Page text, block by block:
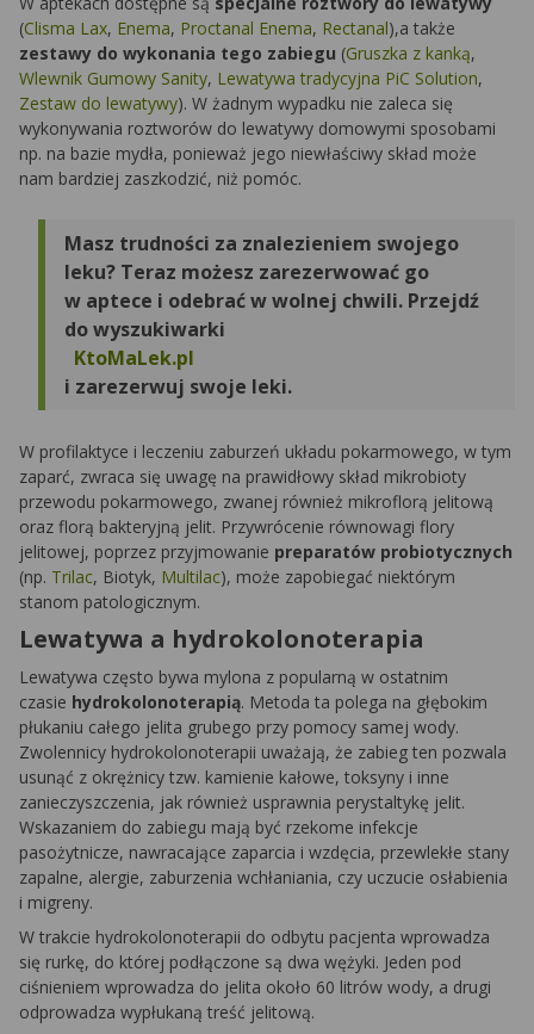
(Clisma Lax, Enema, Proctanal Enema, Rectanal),a także
zestawy do wykonania tego zabiegu (Gruszka z kanką,
Wlewnik Gumowy Sanity, Lewatywa tradycyjna PiC Solution,
Zestaw do lewatywy). W żadnym wypadku nie zaleca się
wykonywania roztworów do lewatywy domowymi sposobami
np. na bazie mydła, ponieważ jego niewłaściwy skład może
nam bardziej zaszkodzić, niż pomóc.
Masz trudności za znalezieniem swojego
leku? Teraz możesz zarezerwować go
w aptece i odebrać w wolnej chwili. Przejdź
do wyszukiwarki
KtoMaLek.pl
i zarezerwuj swoje leki.
W profilaktyce i leczeniu zaburzeń układu pokarmowego, w tym
zaparć, zwraca się uwagę na prawidłowy skład mikrobioty
przewodu pokarmowego, zwanej również mikroflorą jelitową
oraz florą bakteryjną jelit. Przywrócenie równowagi flory
jelitowej, poprzez przyjmowanie preparatów probiotycznych
(np. Trilac, Biotyk, Multilac), może zapobiegać niektórym
stanom patologicznym.
Lewatywa a hydrokolonoterapia
Lewatywa często bywa mylona z popularną w ostatnim
czasie hydrokolonoterapią. Metoda ta polega na głębokim
płukaniu całego jelita grubego przy pomocy samej wody.
Zwolennicy hydrokolonoterapii uważają, że zabieg ten pozwala
usunąć z okrężnicy tzw. kamienie kałowe, toksyny i inne
zanieczyszczenia, jak również usprawnia perystaltykę jelit.
Wskazaniem do zabiegu mają być rzekome infekcje
pasożytnicze, nawracające zaparcia i wzdęcia, przewlekłe stany
zapalne, alergie, zaburzenia wchłaniania, czy uczucie osłabienia
i migreny.
W trakcie hydrokolonoterapii do odbytu pacjenta wprowadza
się rurkę, do której podłączone są dwa wężyki. Jeden pod
ciśnieniem wprowadza do jelita około 60 litrów wody, a drugi
odprowadza wypłukaną treść jelitową.